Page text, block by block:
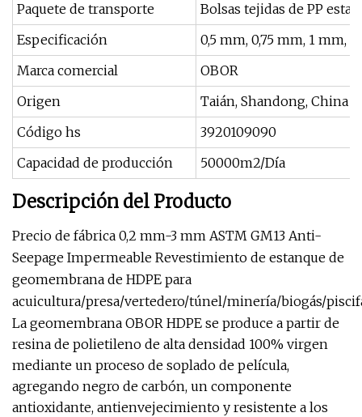
Paquete de transporte
Bolsas tejidas de PP
Especificación
0,5 mm, 0,75 mm, 1 mm,
Marca comercial
OBOR
Origen
Taián, Shandong, China
Código hs
3920109090
Capacidad de producción
50000m2/Día
Descripción del Producto
Precio de fábrica 0,2 mm-3 mm ASTM GM13 Anti-
Seepage Impermeable Revestimiento de estanque de
geomembrana de HDPE para
acuicultura/presa/vertedero/túnel/minería/biogás/
La geomembrana OBOR HDPE se produce a partir de
resina de polietileno de alta densidad 100% virgen
mediante un proceso de soplado de película,
agregando negro de carbón, un componente
antioxidante, antienvejecimiento y resistente a los